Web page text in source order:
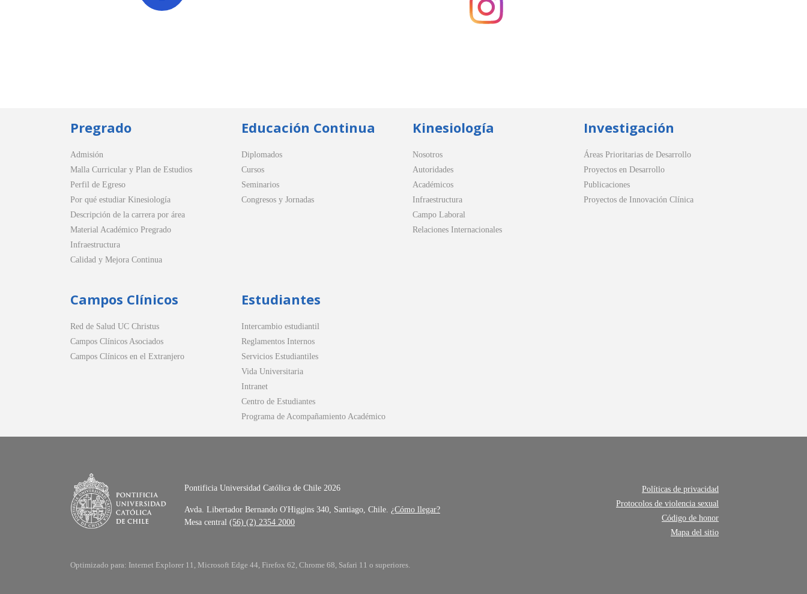
Pregrado
Admisión
Malla Curricular y Plan de Estudios
Perfil de Egreso
Por qué estudiar Kinesiología
Descripción de la carrera por área
Material Académico Pregrado
Infraestructura
Calidad y Mejora Continua
Educación Continua
Diplomados
Cursos
Seminarios
Congresos y Jornadas
Kinesiología
Nosotros
Autoridades
Académicos
Infraestructura
Campo Laboral
Relaciones Internacionales
Investigación
Áreas Prioritarias de Desarrollo
Proyectos en Desarrollo
Publicaciones
Proyectos de Innovación Clínica
Campos Clínicos
Red de Salud UC Christus
Campos Clínicos Asociados
Campos Clínicos en el Extranjero
Estudiantes
Intercambio estudiantil
Reglamentos Internos
Servicios Estudiantiles
Vida Universitaria
Intranet
Centro de Estudiantes
Programa de Acompañamiento Académico
Pontificia Universidad Católica de Chile 2026
Avda. Libertador Bernando O'Higgins 340, Santiago, Chile. ¿Cómo llegar?
Mesa central (56) (2) 2354 2000
Políticas de privacidad
Protocolos de violencia sexual
Código de honor
Mapa del sitio
Optimizado para: Internet Explorer 11, Microsoft Edge 44, Firefox 62, Chrome 68, Safari 11 o superiores.